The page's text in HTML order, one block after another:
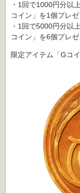
・1回で1000円分以
コイン」を1個プレ
・1回で5000円分以
コイン」を6個プレ
限定アイテム「Gコイ